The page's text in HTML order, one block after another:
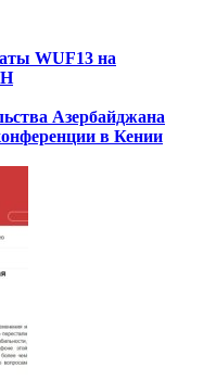
WUF13 на
Азербайджана
в Кении